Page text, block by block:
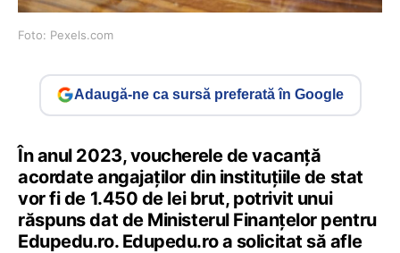
Foto: Pexels.com
Adaugă-ne ca sursă preferată în Google
În anul 2023, voucherele de vacanță
acordate angajaților din instituțiile de stat
vor fi de 1.450 de lei brut, potrivit unui
răspuns dat de Ministerul Finanțelor pentru
Edupedu.ro. Edupedu.ro a solicitat să afle